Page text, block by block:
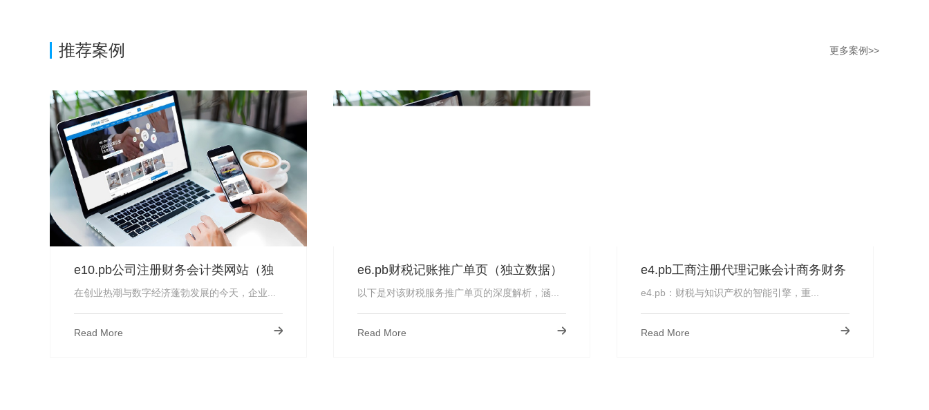
推荐案例 更多案例>>
e10.pb公司注册财务会计类网站（独
立数据）
在创业热潮与数字经济蓬勃发展的今天，企业...
Read More
e6.pb财税记账推广单页（独立数据）
基木鱼橙子落地页
以下是对该财税服务推广单页的深度解析，涵...
Read More
e4.pb工商注册代理记账会计商务财务
报税报账公司
e4.pb：财税与知识产权的智能引擎，重...
Read More